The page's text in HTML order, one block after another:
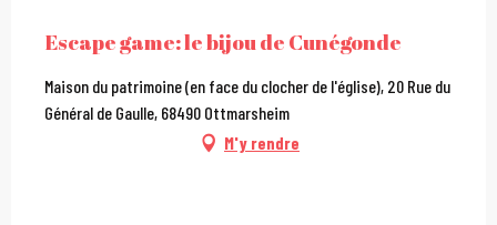
Escape game: le bijou de Cunégonde
Maison du patrimoine (en face du clocher de l'église), 20 Rue du
Général de Gaulle, 68490 Ottmarsheim
M'y rendre